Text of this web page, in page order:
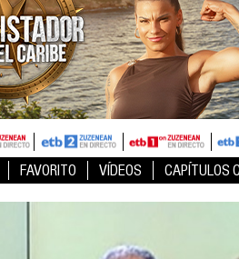
FAVORITO VÍDEOS CAPÍTULOS